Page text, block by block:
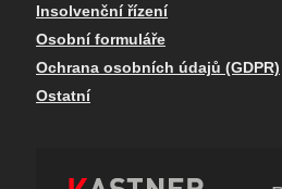
Insolvenční řízení
Osobní formuláře
Ochrana osobních údajů (GDPR)
Ostatní